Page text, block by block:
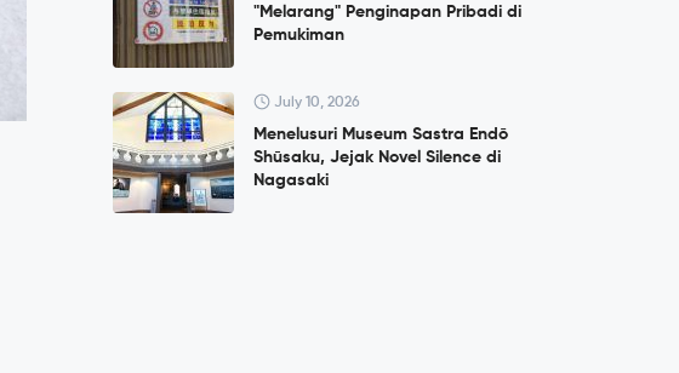
"Melarang" Penginapan Pribadi di
Pemukiman
July 10, 2026
Menelusuri Museum Sastra Endō
Shūsaku, Jejak Novel Silence di
Nagasaki